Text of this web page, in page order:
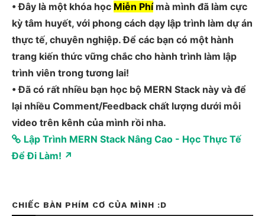
• Đây là một khóa học Miễn Phímà mình đã làm cực
kỳ tâm huyết, với phong cách dạy lập trình làm dự án
thực tế, chuyên nghiệp. Để các bạn có một hành
trang kiến thức vững chắc cho hành trình làm lập
trình viên trong tương lai!
• Đã có rất nhiều bạn học bộ MERN Stack này và để
lại nhiều Comment/Feedback chất lượng dưới mỗi
video trên kênh của mình rồi nha.
Lập Trình MERN Stack Nâng Cao - Học Thực Tế
Để Đi Làm! ↗
CHIẾC BÀN PHÍM CƠ CỦA MÌNH :D